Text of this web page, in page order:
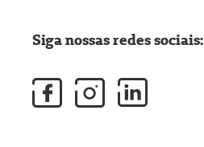
Siga nossas redes sociais: